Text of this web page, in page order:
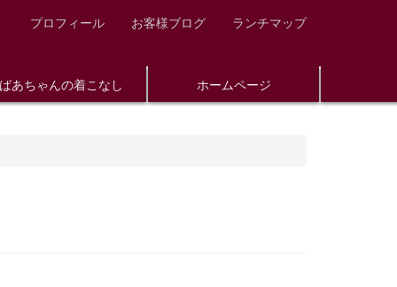
プロフィール お客様ブログ ランチマップ
あちゃんの着こなし ホームページ